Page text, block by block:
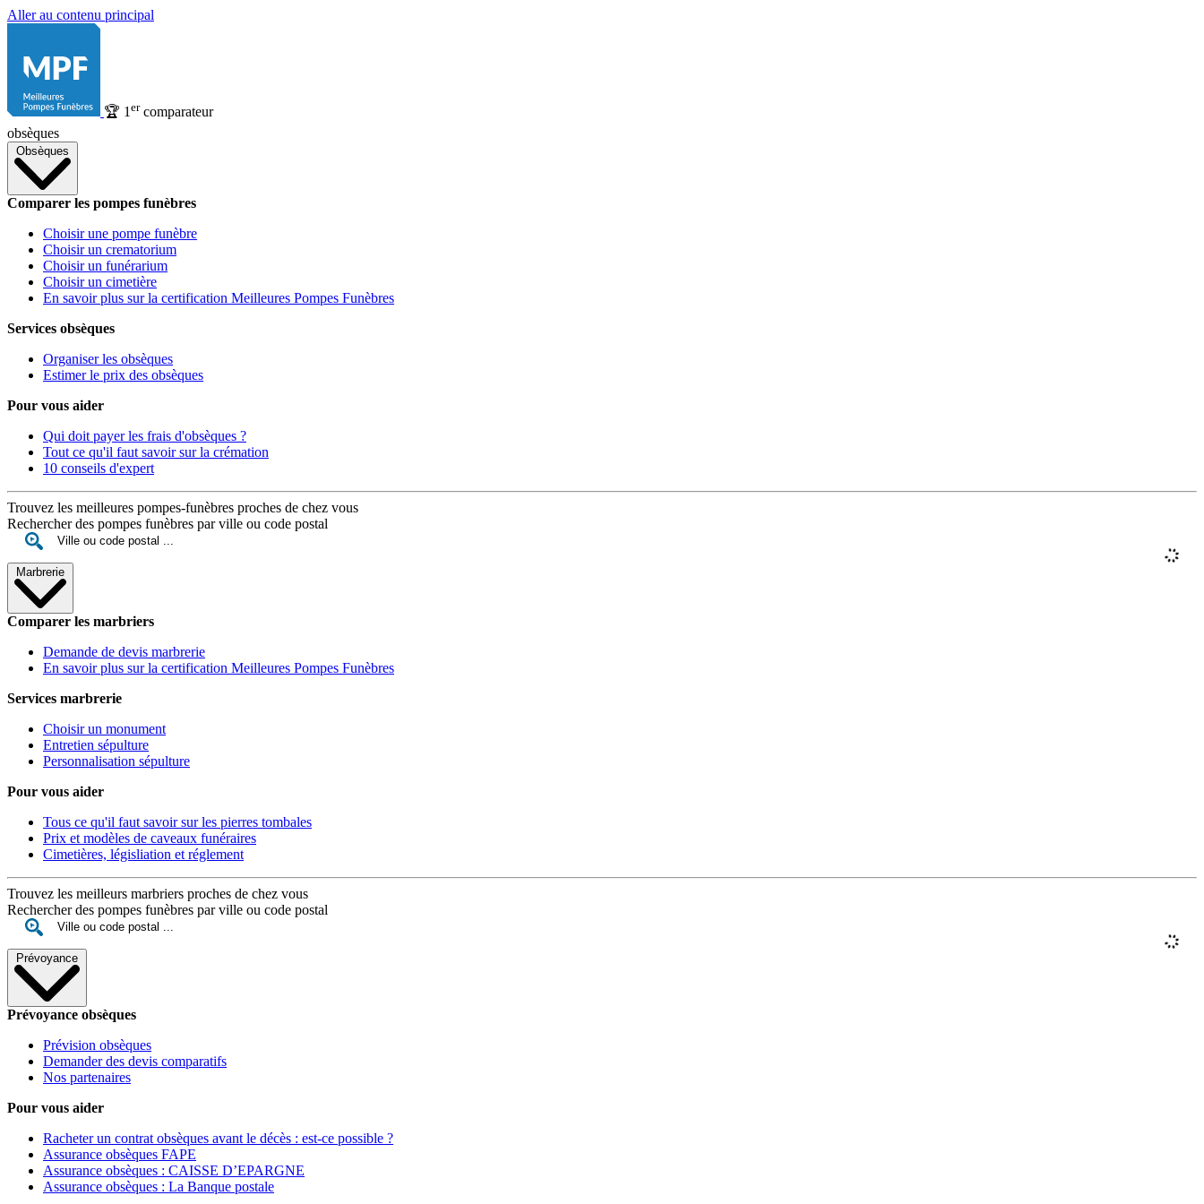
Aller au contenu principal
🏆 1 ercomparateur
obsèques
Obsèques
Comparer les pompes funèbres
Choisir une pompe funèbre
Choisir un crematorium
Choisir un funérarium
Choisir un cimetière
En savoir plus sur la certification Meilleures Pompes Funèbres
Services obsèques
Organiser les obsèques
Estimer le prix des obsèques
Pour vous aider
Qui doit payer les frais d'obsèques ?
Tout ce qu'il faut savoir sur la crémation
10 conseils d'expert
Trouvez les meilleures pompes-funèbres proches de chez vous
Rechercher des pompes funèbres par ville ou code postal
Marbrerie
Comparer les marbriers
Demande de devis marbrerie
En savoir plus sur la certification Meilleures Pompes Funèbres
Services marbrerie
Choisir un monument
Entretien sépulture
Personnalisation sépulture
Pour vous aider
Tous ce qu'il faut savoir sur les pierres tombales
Prix et modèles de caveaux funéraires
Cimetières, législiation et réglement
Trouvez les meilleurs marbriers proches de chez vous
Rechercher des pompes funèbres par ville ou code postal
Prévoyance
Prévoyance obsèques
Prévision obsèques
Demander des devis comparatifs
Nos partenaires
Pour vous aider
Racheter un contrat obsèques avant le décès : est-ce possible ?
Assurance obsèques FAPE
Assurance obsèques : CAISSE D’EPARGNE
Assurance obsèques : La Banque postale